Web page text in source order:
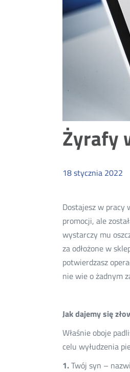
Żyrafy
18stycznia 2022
Dostajesz w pracy
promocji, ale
wystarczy mu
za odłożone w
potwierdzasz
nie wie o żadnym
Jak dajemy się
Właśnie oboje
celu wyłudzenia
1.Twój syn –